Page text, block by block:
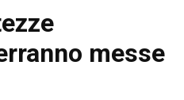
messe